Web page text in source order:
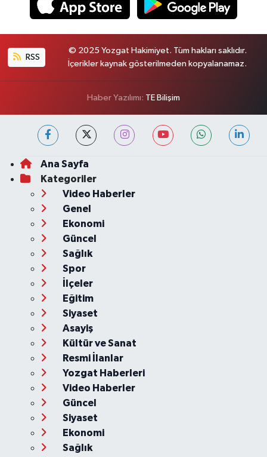
RSS
© 2025 Yozgat Hakimiyet. Tüm hakları saklıdır.
İçerikler kaynak gösterilmeden kopyalanamaz.
Haber Yazılımı: TE Bilişim
Ana Sayfa
Kategoriler
Video Haberler
Genel
Ekonomi
Güncel
Sağlık
Spor
İlçeler
Eğitim
Siyaset
Asayiş
Kültür ve Sanat
Resmi İlanlar
Yozgat Haberleri
Video Haberler
Güncel
Siyaset
Ekonomi
Sağlık